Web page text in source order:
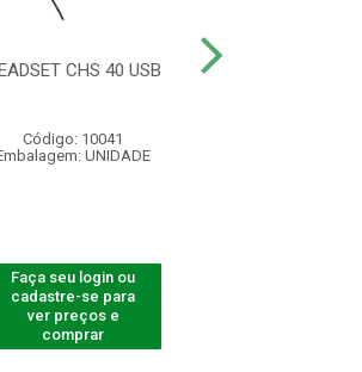
CHS 40 USB
Código: 10041
UNIDADE
Faça seu login ou
cadastre-se para
ver preços e
comprar